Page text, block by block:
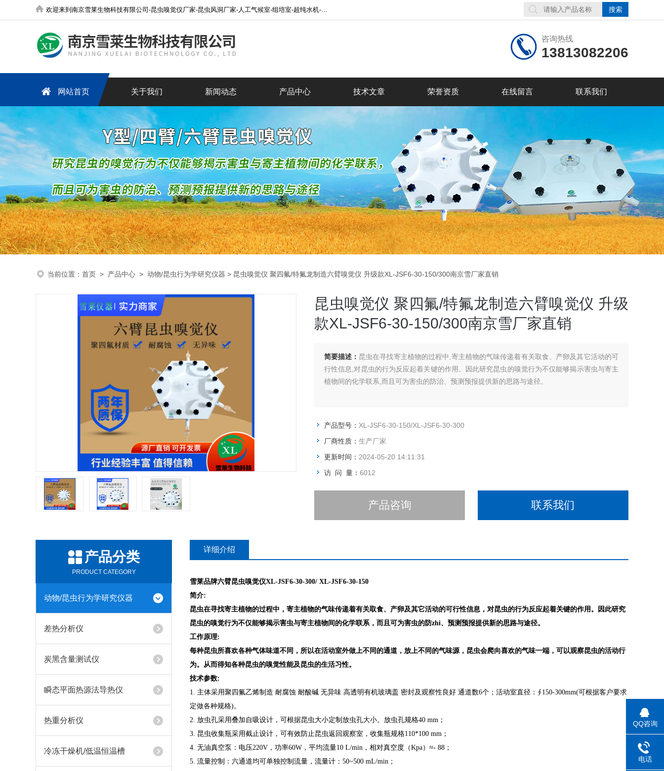
欢迎来到南京雪莱生物科技有限公司-昆虫嗅觉仪厂家-昆虫风洞厂家-人工气候室-组培室-超纯水机-实验室污水处理设备-超声波细胞破碎仪-制冷设备-低温恒温槽厂家网站！
咨询热线
13813082206
网站首页 关于我们 新闻动态 产品中心 技术文章 荣誉资质 在线留言 联系我们
当前位置： 首页 > 产品中心 > 动物/昆虫行为学研究仪器 > 昆虫嗅觉仪 聚四氟/特氟龙制造六臂嗅觉仪 升级款XL-JSF6-30-150/300南京雪厂家直销
昆虫嗅觉仪 聚四氟/特氟龙制造六臂嗅觉仪 升级
款XL-JSF6-30-150/300南京雪厂家直销
简要描述： 昆虫在寻找寄主植物的过程中,寄主植物的气味传递着有关取食、产卵及其它活动的可
行性信息,对昆虫的行为反应起着关键的作用。因此研究昆虫的嗅觉行为不仅能够揭示害虫与寄主
植物间的化学联系,而且可为害虫的防治、预测预报提供新的思路与途径。
产品型号： XL-JSF6-30-150/XL-JSF6-30-300
厂商性质： 生产厂家
更新时间： 2024-05-20 14:11:31
访 问 量： 6012
产品咨询 联系我们
产品分类
PRODUCT CATEGORY
动物/昆虫行为学研究仪器
差热分析仪
炭黑含量测试仪
瞬态平面热源法导热仪
热重分析仪
冷冻干燥机/低温恒温槽
详细介绍
雪莱品牌六臂昆虫嗅觉仪XL-JSF6-30-300/ XL-JSF6-30-150
简介:
昆虫在寻找寄主植物的过程中，寄主植物的气味传递着有关取食、产卵及其它活动的可行性信息，对昆虫的行为反应起着关键的作用。因此研究
昆虫的嗅觉行为不仅能够揭示害虫与寄主植物间的化学联系，而且可为害虫的防zhi、预测预报提供新的思路与途径。
工作原理:
每种昆虫所喜欢各种气体味道不同，所以在活动室外做上不同的通道，放上不同的气味源，昆虫会爬向喜欢的气味一端，可以观察昆虫的活动行
为。从而得知各种昆虫的嗅觉性能及昆虫的生活习性。
技术参数:
1. 主体采用聚四氟乙烯制造 耐腐蚀 耐酸碱 无异味 高透明有机玻璃盖 密封及观察性良好 通道数6个；活动室直径：∮150-300mm(可根据客户要求
定做各种规格)。
2. 放虫孔采用叠加自吸设计，可根据昆虫大小定制放虫孔大小。放虫孔规格40 mm；
3. 昆虫收集瓶采用截止设计，可有效防止昆虫返回观察室，收集瓶规格110*100 mm；
4. 无油真空泵：电压220V，功率60W，平均流量10 L/min，相对真空度（Kpa）≈- 88；
5. 流量控制：六通道均可单独控制流量，流量计：50~500 mL/min；
QQ咨询
电话